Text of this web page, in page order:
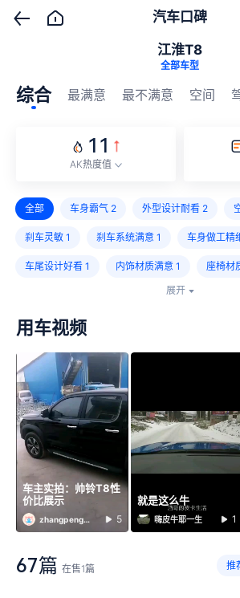
汽车口碑
江淮T8
全部车型
综合 最满意 最不满意 空间
11
AK热度值
全部 车身霸气 2 外型设计耐看 2
刹车灵敏 1 刹车系统满意 1 车身做工精
车尾设计好看 1 内饰材质满意 1 座椅材
底盘通过性满意
方向盘轻重不合适
展开
用车视频
车主实拍：帅铃T8性
价比展示
zhangpeng617 5
就是这么牛
嗨皮牛耶一生 1
67篇 在售1篇 推